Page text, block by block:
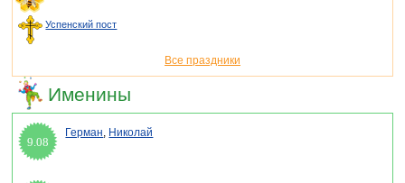
Успенский пост
Все праздники
Именины
9.08
Герман, Николай